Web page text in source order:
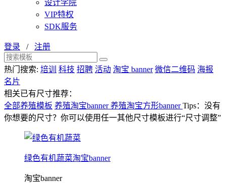
设计学院
VIP特权
SDK服务
登录 / 注册
热门搜索: 培训 科技 招聘 活动 淘宝 banner 微信二维码 海报
名片
相关已有尺寸推荐：
全部养殖模板 养殖淘宝banner养殖淘宝方形bannerTips：没有
你想要的尺寸？你可以使用任一其他尺寸模板进行“尺寸调整”
绿色有机蔬菜淘宝banner
淘宝banner